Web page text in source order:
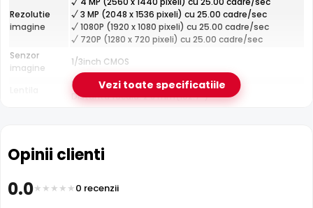
Filtru IR Mecanic (ICR)
Rezolutie
imagine
√ 3 MP (2048 x 1536 pixeli) cu 25.00 cadre/sec
√ 1080P (1920 x 1080 pixeli) cu 25.00 cadre/sec
√ 720P (1280 x 720 pixeli) cu 25.00 cadre/sec
Senzor
imagine
1/3inch CMOS
Fixa
Distanta focala: 2.8 mm(102.7°)
Format
Dome
Material
Vezi toate specificatiile
Opinii clienti
0.0 0 recenzii